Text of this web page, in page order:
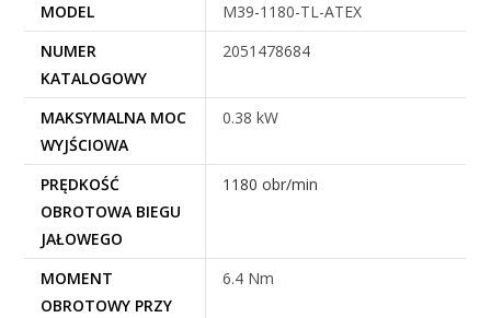
MODEL
M39-1180-TL-ATEX
NUMER
KATALOGOWY
2051478684
MAKSYMALNA MOC
WYJŚCIOWA
0.38 kW
PRĘDKOŚĆ
OBROTOWA BIEGU
JAŁOWEGO
1180 obr/min
MOMENT
OBROTOWY PRZY
6.4 Nm